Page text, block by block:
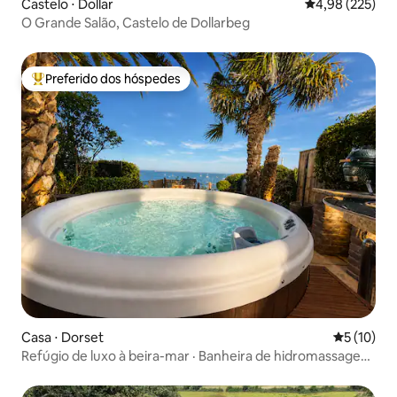
Castelo ⋅ Dollar 4,98 de uma
4,98 (225)
O Grande Salão, Castelo de Dollarbeg
Entre os melhores preferidos dos hóspedes
Preferido dos hóspedes
Casa ⋅ Dorset 5 de uma
5 (10)
Refúgio de luxo à beira-mar · Banheira de hidromassagem